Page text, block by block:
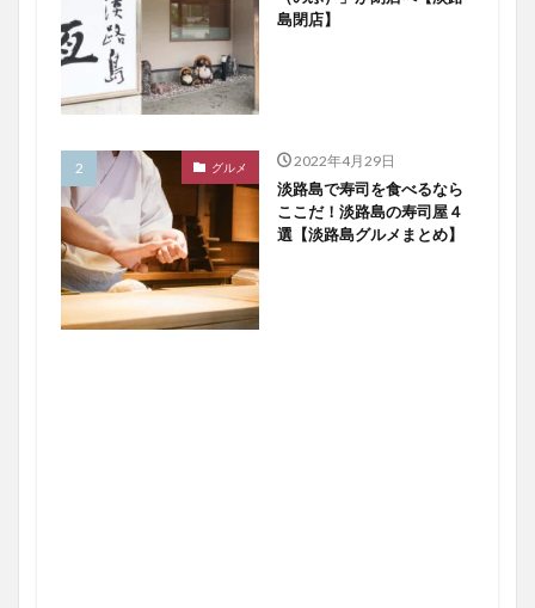
島閉店】
グルメ 2022年4月29日
淡路島で寿司を食べるなら
ここだ！淡路島の寿司屋４
選【淡路島グルメまとめ】